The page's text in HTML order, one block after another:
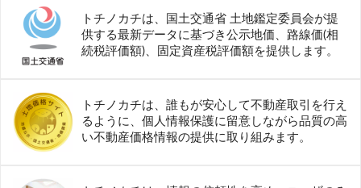
トチノカチは、国土交通省 土地鑑定委員会が提
供する最新データに基づき公示地価、路線価(相
続税評価額)、固定資産税評価額を提供します。
トチノカチは、誰もが安心して不動産取引を行え
るように、個人情報保護に留意しながら品質の高
い不動産価格情報の提供に取り組みます。